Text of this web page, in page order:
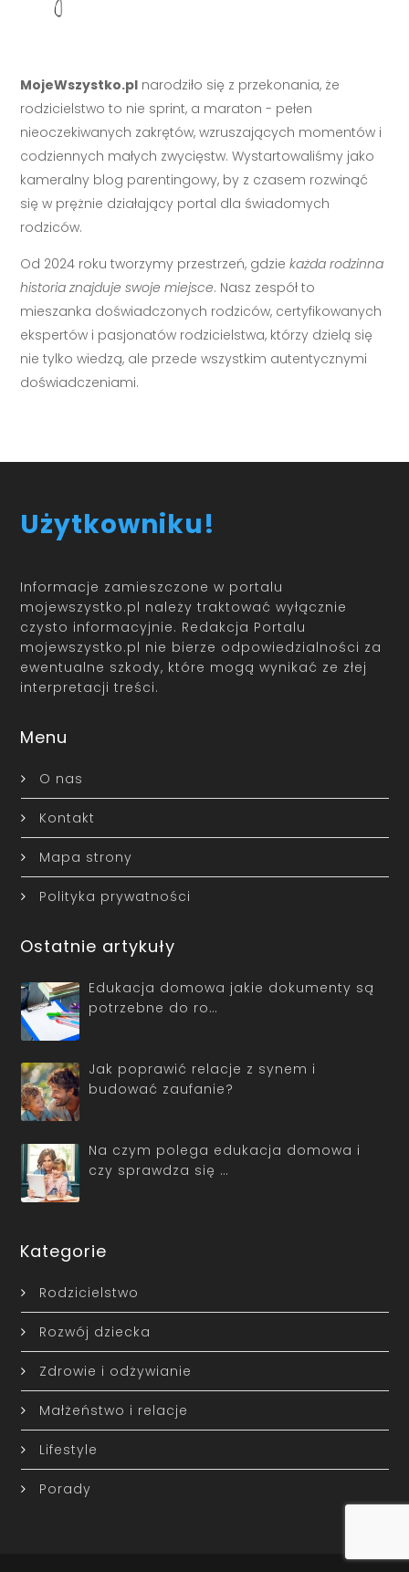
MojeWszystko.pl narodziło się z przekonania, że
rodzicielstwo to nie sprint, a maraton - pełen
nieoczekiwanych zakrętów, wzruszających momentów i
codziennych małych zwycięstw. Wystartowaliśmy jako
kameralny blog parentingowy, by z czasem rozwinąć
się w prężnie działający portal dla świadomych
rodziców.
Od 2024 roku tworzymy przestrzeń, gdziekażda rodzinna
historia znajduje swoje miejsce. Nasz zespół to
mieszanka doświadczonych rodziców, certyfikowanych
ekspertów i pasjonatów rodzicielstwa, którzy dzielą się
nie tylko wiedzą, ale przede wszystkim autentycznymi
doświadczeniami.
Użytkowniku!
Informacje zamieszczone w portalu
mojewszystko.pl należy traktować wyłącznie
czysto informacyjnie. Redakcja Portalu
mojewszystko.pl nie bierze odpowiedzialności za
ewentualne szkody, które mogą wynikać ze złej
interpretacji treści.
Menu
O nas
Kontakt
Mapa strony
Polityka prywatności
Ostatnie artykuły
Edukacja domowa jakie dokumenty są
potrzebne do ro…
Jak poprawić relacje z synem i
budować zaufanie?
Na czym polega edukacja domowa i
czy sprawdza się …
Kategorie
Rodzicielstwo
Rozwój dziecka
Zdrowie i odżywianie
Małżeństwo i relacje
Lifestyle
Porady